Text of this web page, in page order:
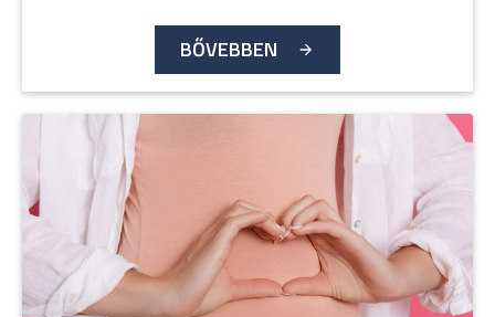
BŐVEBBEN